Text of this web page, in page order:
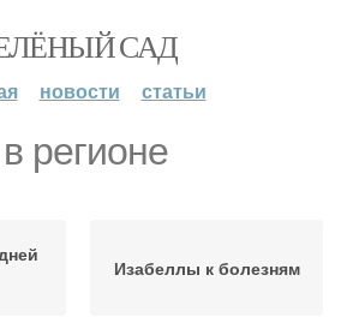
САД
новости статьи
регионе
Изабеллы к болезням